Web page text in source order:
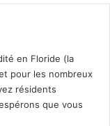
en Floride (la
pour les nombreux
résidents
que vous